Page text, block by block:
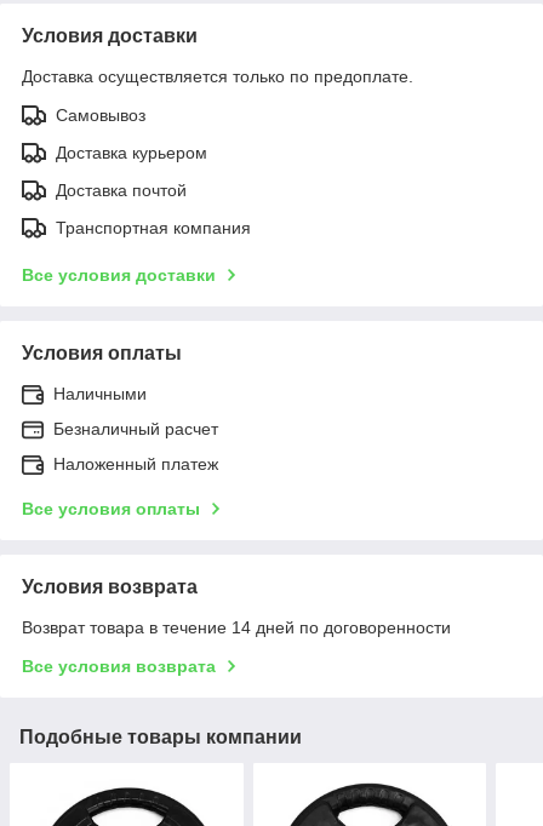
Условия доставки
Доставка осуществляется только по предоплате.
Самовывоз
Доставка курьером
Доставка почтой
Транспортная компания
Все условия доставки
Условия оплаты
Наличными
Безналичный расчет
Наложенный платеж
Все условия оплаты
Условия возврата
Возврат товара в течение 14 дней по договоренности
Все условия возврата
Подобные товары компании